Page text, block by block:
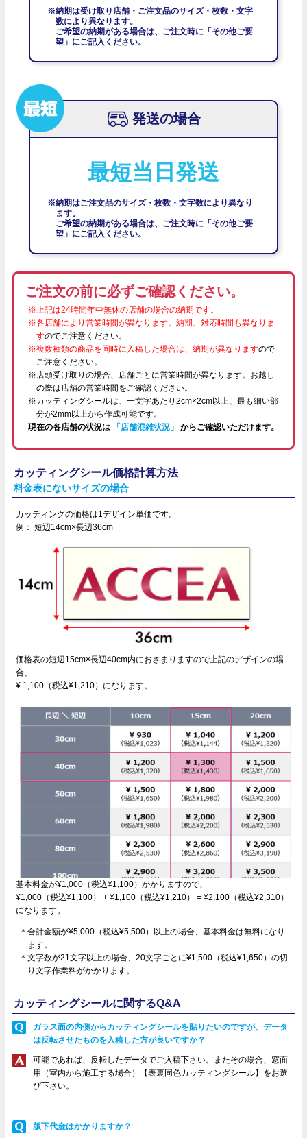
※納期は受け取り店舗・ご注文品のサイズ・枚数・文字
数により異なります。
ご希望の納期がある場合は、ご注文時に「その他ご要
望」にご記入ください。
発送の場合
最短当日発送
※納期はご注文品のサイズ・枚数・文字数により異なり
ます。
ご希望の納期がある場合は、ご注文時に「その他ご要
望」にご記入ください。
ご注文の前に必ずご確認ください。
※上記は24時間年中無休の店舗の場合の納期です。
※各店舗により営業時間が異なります。納期、対応時間も異なりま
すのでご注意ください。
※複数種類の商品を同時に入稿した場合は、納期が異なりますので
ご注意ください。
※店頭受け取りの場合、店舗ごとに営業時間が異なります。お越し
の際は店舗の営業時間をご確認ください。
※カッティングシールは、一文字あたり2cm×2cm以上、最も細い部
分が2mm以上から作成可能です。
現在の各店舗の状況は 「店舗混雑状況」 からご確認いただけます。
カッティングシール価格計算方法
料金表にないサイズの場合
カッティングの価格は1デザイン単価です。
例： 短辺14cm×長辺36cm
価格表の短辺15cm×長辺40cm内におさまりますので上記のデザインの場
合、
¥ 1,100（税込¥1,210）になります。
基本料金が¥1,000（税込¥1,100）かかりますので、
¥1,000（税込¥1,100） + ¥1,100（税込¥1,210） = ¥2,100（税込¥2,310）
になります。
＊合計金額が¥5,000（税込¥5,500）以上の場合、基本料金は無料になり
ます。
＊文字数が21文字以上の場合、20文字ごとに¥1,500（税込¥1,650）の切
り文字作業料がかかります。
カッティングシールに関するQ&A
ガラス面の内側からカッティングシールを貼りたいのですが、データ
は反転させたものを入稿した方が良いですか？
可能であれば、反転したデータでご入稿下さい。またその場合、窓面
用（室内から施工する場合）【表裏同色カッティングシール】をお選
び下さい。
版下代金はかかりますか？